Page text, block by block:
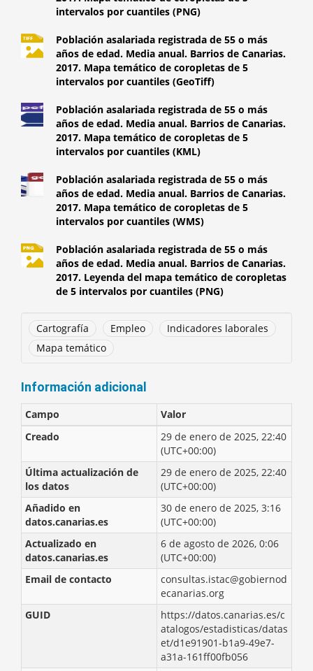
intervalos por cuantiles (PNG)
Población asalariada registrada de 55 o más
años de edad. Media anual. Barrios de Canarias.
2017. Mapa temático de coropletas de 5
intervalos por cuantiles (GeoTiff)
Población asalariada registrada de 55 o más
años de edad. Media anual. Barrios de Canarias.
2017. Mapa temático de coropletas de 5
intervalos por cuantiles (KML)
Población asalariada registrada de 55 o más
años de edad. Media anual. Barrios de Canarias.
2017. Mapa temático de coropletas de 5
intervalos por cuantiles (WMS)
Población asalariada registrada de 55 o más
años de edad. Media anual. Barrios de Canarias.
2017. Leyenda del mapa temático de coropletas
de 5 intervalos por cuantiles (PNG)
Cartografía Empleo
Indicadores laborales
Mapa temático
Información adicional
Campo
Valor
Creado
29 de enero de 2025, 22:40
(UTC+00:00)
Última actualización de
los datos
29 de enero de 2025, 22:40
(UTC+00:00)
Añadido en
datos.canarias.es
30 de enero de 2025, 3:16
(UTC+00:00)
Actualizado en
datos.canarias.es
6 de agosto de 2026, 0:06
(UTC+00:00)
Email de contacto
consultas.istac@gobiernod
ecanarias.org
GUID
https://datos.canarias.es/c
atalogos/estadisticas/datas
et/d1e91901-b1a9-49e7-
a31a-161ff00fb056